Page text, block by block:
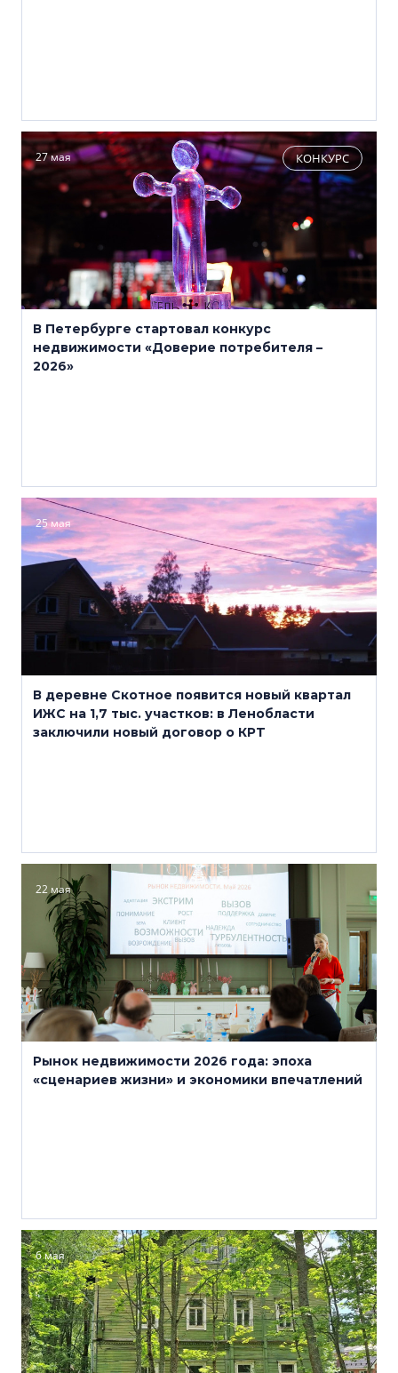
27 мая КОНКУРС
В Петербурге стартовал конкурс
недвижимости «Доверие потребителя –
2026»
25 мая
В деревне Скотное появится новый квартал
ИЖС на 1,7 тыс. участков: в Ленобласти
заключили новый договор о КРТ
22 мая
Рынок недвижимости 2026 года: эпоха
«сценариев жизни» и экономики впечатлений
6 мая